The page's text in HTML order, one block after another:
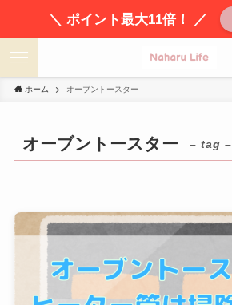
＼ ポイント最大11倍！ ／
ホーム オーブントースター
オーブントースター – tag –